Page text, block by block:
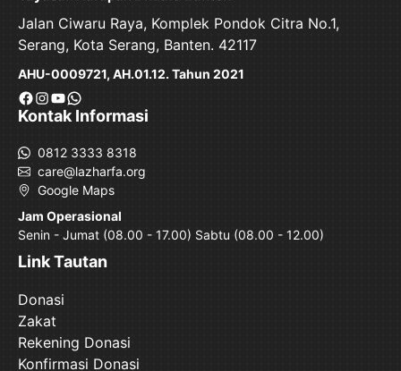
Jalan Ciwaru Raya, Komplek Pondok Citra No.1,
Serang, Kota Serang, Banten. 42117
AHU-0009721, AH.01.12. Tahun 2021
Facebook
Instagram
YouTube
WhatsApp
Kontak Informasi
0812 3333 8318
care@lazharfa.org
Google Maps
Jam Operasional
Senin - Jumat (08.00 - 17.00) Sabtu (08.00 - 12.00)
Link Tautan
Donasi
Zakat
Rekening Donasi
Konfirmasi Donasi